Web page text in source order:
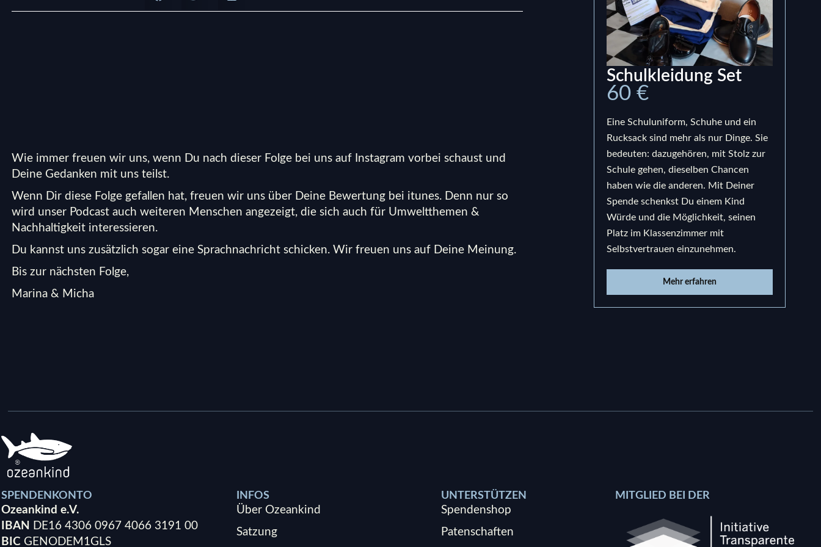
Wie immer freuen wir uns, wenn Du nach dieser Folge bei uns auf Instagram vorbei schaust und
Deine Gedanken mit uns teilst.
Wenn Dir diese Folge gefallen hat, freuen wir uns über Deine Bewertung bei itunes. Denn nur so
wird unser Podcast auch weiteren Menschen angezeigt, die sich auch für Umweltthemen &
Nachhaltigkeit interessieren.
Du kannst uns zusätzlich sogar eineSprachnachricht schicken. Wir freuen uns auf Deine Meinung.
Bis zur nächsten Folge,
Marina & Micha
Schulkleidung Set
60 €
Eine Schuluniform, Schuhe und ein
Rucksack sind mehr als nur Dinge. Sie
bedeuten: dazugehören, mit Stolz zur
Schule gehen, dieselben Chancen
haben wie die anderen. Mit Deiner
Spende schenkst Du einem Kind
Würde und die Möglichkeit, seinen
Platz im Klassenzimmer mit
Selbstvertrauen einzunehmen.
Mehr erfahren
SPENDENKONTO
Ozeankind e.V.
IBAN
DE16 4306 0967 4066 3191 00
BIC GENODEM1GLS
INFOS
Über Ozeankind
Satzung
UNTERSTÜTZEN
Spendenshop
Patenschaften
MITGLIED BEI DER